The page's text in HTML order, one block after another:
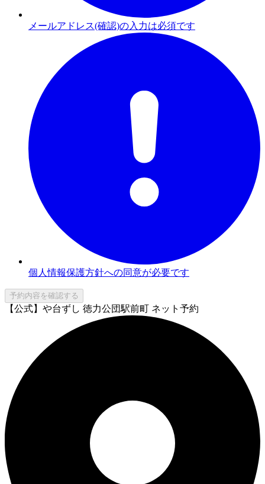
メールアドレス(確認)の入力は必須です
個人情報保護方針への同意が必要です
予約内容を確認する
【公式】や台ずし 徳力公団駅前町 ネット予約